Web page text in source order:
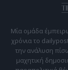
Μία ομάδα
χρόνια το
την ανάλυση
μαχητική